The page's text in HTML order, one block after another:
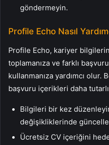
göndermeyin.
Profile Echo Nasıl
Profile Echo, kariyer
toplamanıza ve farklı
kullanmanıza yardımcı olur.
başvuru içerikleri daha tutarlı
Bilgileri bir kez
değişikliklerinde
Ücretsiz CV içeriğini